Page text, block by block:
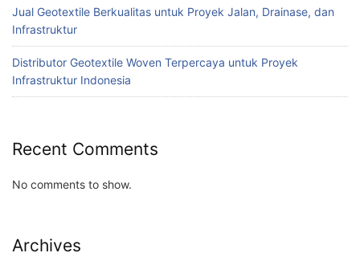
Jual Geotextile Berkualitas untuk Proyek Jalan, Drainase, dan
Infrastruktur
Distributor Geotextile Woven Terpercaya untuk Proyek
Infrastruktur Indonesia
Recent Comments
No comments to show.
Archives